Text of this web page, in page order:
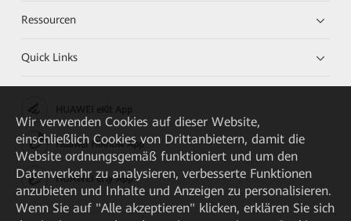
Ressourcen
Quick Links
Huawei HiKnow App
HUAWEI eFly App
Wir verwenden Cookies auf dieser Website,
einschließlich Cookies von Drittanbietern, damit die
Website ordnungsgemäß funktioniert und um den
Datenverkehr zu analysieren, verbesserte Funktionen
anzubieten und Inhalte und Anzeigen zu personalisieren.
Wenn Sie auf "Alle akzeptieren" klicken, erklären Sie sich